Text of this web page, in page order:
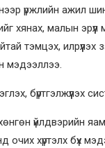
үржлийн ажил
хянах, малын
тэмцэх,
мэдээллээ.
үйлдвэрийн
очих хүртэлх бүх